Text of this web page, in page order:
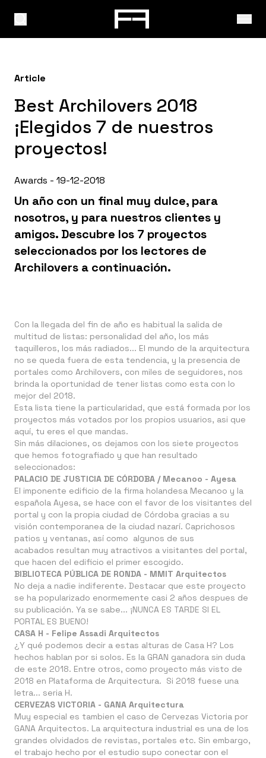
Article
Best Archilovers 2018
¡Elegidos 7 de nuestros
proyectos!
Awards - 19-12-2018
Un año con un final muy dulce, para
nosotros, y para nuestros clientes y
amigos. Descubre los 7 proyectos
seleccionados por los lectores de
Archilovers a continuación.
Con la llegada del fin de año es habitual la salida de
multitud de listas: personalidad del año, los más
taquilleros, los más radiados... El mundo de la arquitectura
no se queda fuera de esta tendencia, y la presencia de
portales como Archilovers, con miles de seguidores, nos
brinda la oportunidad de tener listas como esta con lo
mejor del 2018.
Esta lista tiene la particularidad, que está formada por los
proyectos más votados por los propios usuarios, asi que
aquí, tu eres el que mandas.
Sin más dilaciones, os dejamos con los siete proyectos
que hemos fotografiado y que han resultado
seleccionados:
PALACIO DE JUSTICIA DE CÓRDOBA / Mecanoo - Ayesa
El imponente edificio de la firma holandesa Mecanoo y la
española Ayesa, se hace con el favor de los visitantes del
portal y con la propia ciudad de Córdoba gracias a su
visión contemporanea de la ciudad nazarí. Caprichosos
patios y ventanas, así como algunos de sus
acabados resultan muy atractivos a visitantes del portal,
que hacen del edificio el primer escogido.
BIBLIOTECA PÚBLICA DE RONDA - MMIT Arquitectos
No deja a nadie indiferente. Destacar que este proyecto
se ha popularizado enormemente casi 2 años despues de
su publicación. Ya se sabe... ¡NUNCA ES TARDE SI EL
PORTAL ES BUENO!
CASA H - Felipe Assadi Arquitectos
¿Y qué podemos decir a estas alturas de Casa H? Los
hechos hablan por si solos. Es la GRAN ganadora sin duda
de este 2018. Entre otros, como proyecto más visto de
2018 en Plataforma de Arquitectura. Si 2018 fuese una
letra... seria H.
CERVEZAS VICTORIA - GANA Arquitectura
Muy especial es tambien el caso de Cervezas Victoria por
GANA Arquitectos. La arquitectura industrial es una de los
grandes olvidados de revistas, portales etc. Sin embargo,
el trabajo hecho por el estudio supo conectar con el